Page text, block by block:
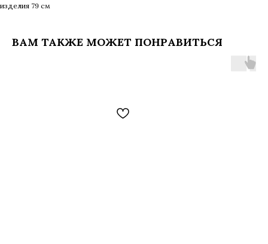
изделия 79 см
ВАМ ТАКЖЕ МОЖЕТ ПОНРАВИТЬСЯ